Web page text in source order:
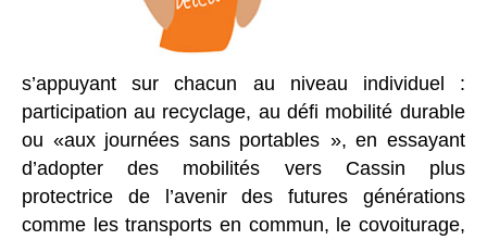
s’appuyant sur chacun au niveau individuel :
participation au recyclage, au défi mobilité durable
ou «aux journées sans portables », en essayant
d’adopter des mobilités vers Cassin plus
protectrice de l’avenir des futures générations
comme les transports en commun, le covoiturage,